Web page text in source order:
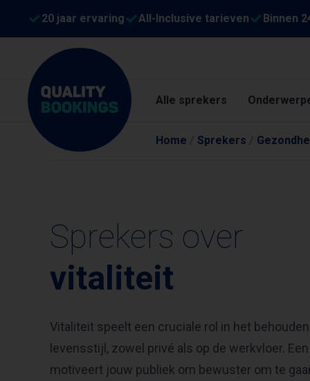
20 jaar ervaring All-Inclusive tarieven Binnen
Alle sprekers
Home / Sprekers /
Sprekers over
vitaliteit
Vitaliteit speelt een cruciale rol in het
levensstijl, zowel privé als op de werkvloer.
motiveert jouw publiek om bewuster om te